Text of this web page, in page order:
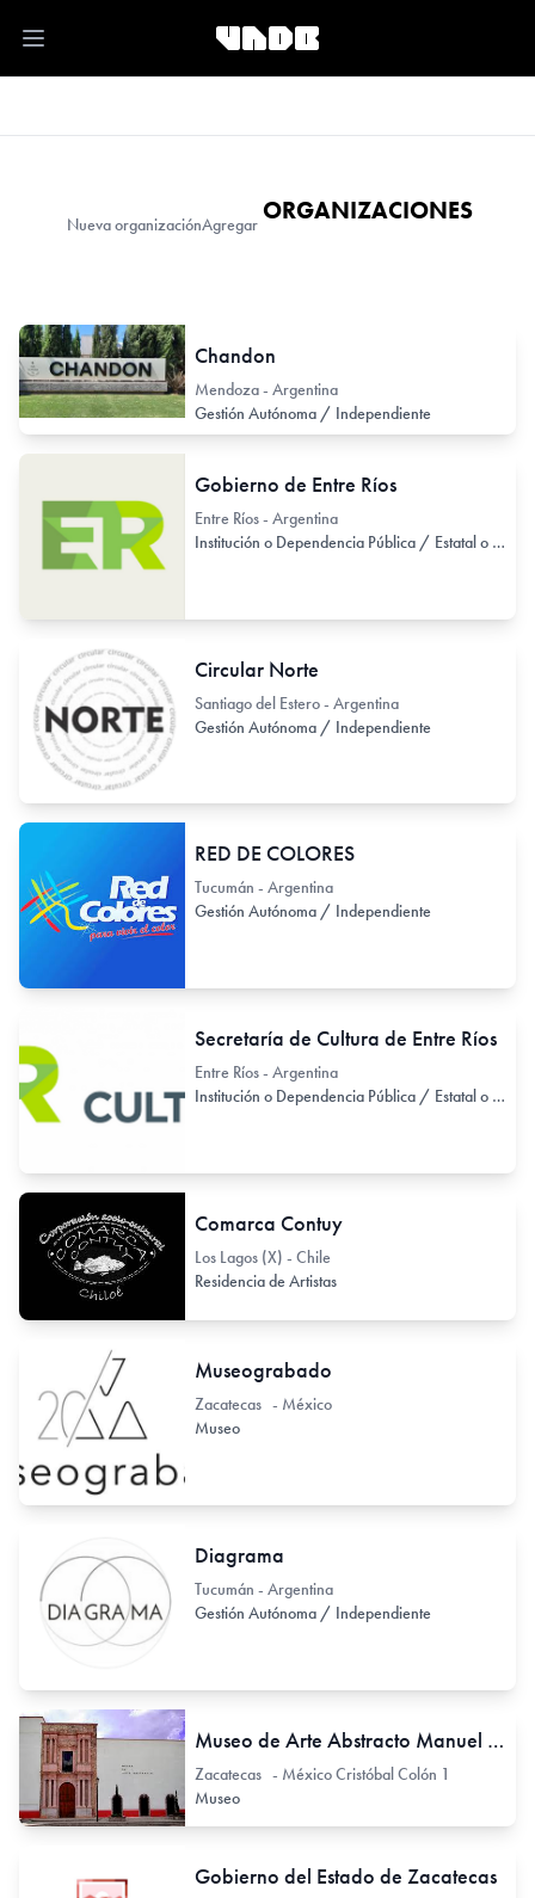
Open main menu
Nueva organizaciónAgregar ORGANIZACIONES
Chandon
Mendoza - Argentina
Gestión Autónoma / Independiente
Gobierno de Entre Ríos
Entre Ríos - Argentina
Institución o Dependencia Pública / Estatal o Provincial
Circular Norte
Santiago del Estero - Argentina
Gestión Autónoma / Independiente
RED DE COLORES
Tucumán - Argentina
Gestión Autónoma / Independiente
Secretaría de Cultura de Entre Ríos
Entre Ríos - Argentina
Institución o Dependencia Pública / Estatal o Provincial
Comarca Contuy
Los Lagos (X) - Chile
Residencia de Artistas
Museograbado
Zacatecas - México
Museo
Diagrama
Tucumán - Argentina
Gestión Autónoma / Independiente
Museo de Arte Abstracto Manuel Felguérez
Zacatecas - México Cristóbal Colón 1
Museo
Gobierno del Estado de Zacatecas